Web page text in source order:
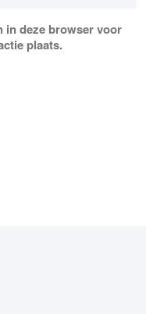
in deze browser voor
plaats.